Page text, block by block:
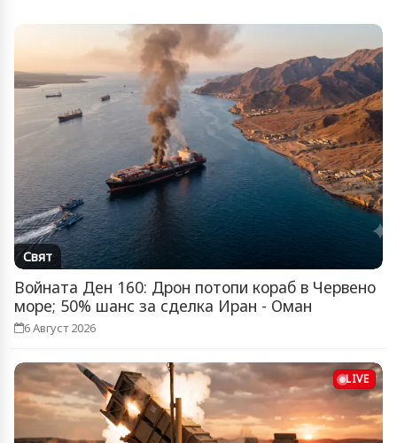
Свят
Войната Ден 160: Дрон потопи кораб в Червено
море; 50% шанс за сделка Иран - Оман
6 Август 2026
LIVE